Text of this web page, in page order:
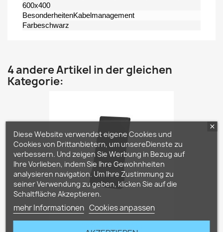
600x400
BesonderheitenKabelmanagement
Farbeschwarz
4 andere Artikel in der gleichen
Kategorie:
SimpliTV Antenne
Diese Website verwendet eigene Cookies und
Cookies von Drittanbietern, um unsereDienste zu
verbessern. Und zeigen Sie Werbung in Bezug auf
Ihre Vorlieben, indem Sie Ihre Gewohnheiten
analysieren navigation. Um Ihre Zustimmung zu
seiner Verwendung zu geben, klicken Sie auf die
Schaltfläche Akzeptieren.
mehr Informationen Cookies anpassen